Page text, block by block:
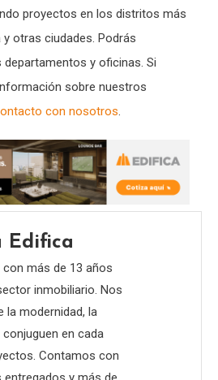
proyectos en los distritos más
otras ciudades. Podrás
y oficinas. Si
sobre nuestros
con nosotros.
Edifica
más de 13 años
inmobiliario. Nos
la modernidad, la
en cada
Contamos con